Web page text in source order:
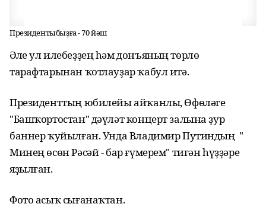
Президентыбыҙға - 70 йәш
Әле ул илебеҙҙең һәм донъяның төрлө
тарафтарынан ҡотлауҙар ҡабул итә.
Президенттың юбилейы айҡанлы, Өфөләге
"Башҡортостан" дәүләт концерт залына ҙур
баннер ҡуйылған. Унда Владимир Путиндың "
Минең өсөн Рәсәй - бар ғүмерем" тигән һүҙҙәре
яҙылған.
Фото асыҡ сығанаҡтан.